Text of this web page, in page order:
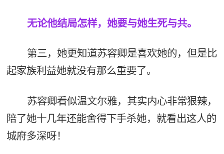
无论他结局怎样，她要与她生死与共。
第三，她更知道苏容卿是喜欢她的，但是比
起家族利益她就没有那么重要了。
苏容卿看似温文尔雅，其实内心非常狠辣，
陪了她十几年还能舍得下手杀她，就看出这人的
城府多深呀！